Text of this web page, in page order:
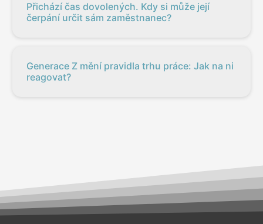
Přichází čas dovolených. Kdy si může její
čerpání určit sám zaměstnanec?
Generace Z mění pravidla trhu práce: Jak na ni
reagovat?